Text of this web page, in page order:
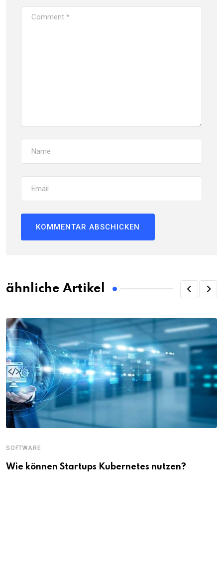
ähnliche Artikel
SOFTWARE
Wie können Startups Kubernetes nutzen?